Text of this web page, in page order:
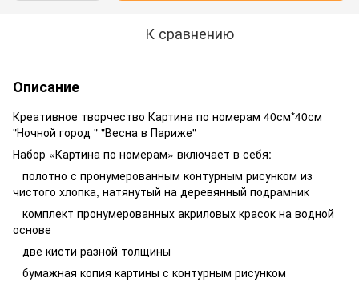
К сравнению
Описание
Креативное творчество Картина по номерам 40см*40см
"Ночной город " "Весна в Париже"
Набор «Картина по номерам» включает в себя:
полотно с пронумерованным контурным рисунком из
чистого хлопка, натянутый на деревянный подрамник
комплект пронумерованных акриловых красок на водной
основе
две кисти разной толщины
бумажная копия картины с контурным рисунком